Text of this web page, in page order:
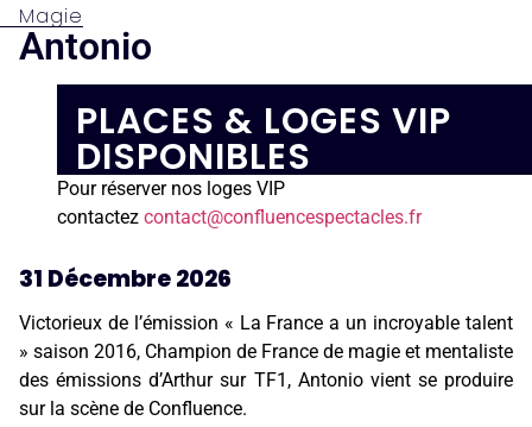
Magie
Antonio
PLACES & LOGES VIP
DISPONIBLES
Pour réserver nos loges VIP
contactez contact@confluencespectacles.fr
31 Décembre 2026
Victorieux de l’émission « La France a un incroyable talent
» saison 2016, Champion de France de magie et mentaliste
des émissions d’Arthur sur TF1, Antonio vient se produire
sur la scène de Confluence.